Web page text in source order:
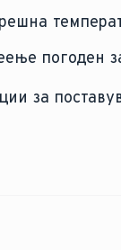
погоден
за